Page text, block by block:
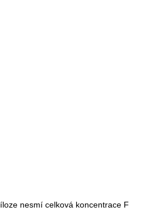
nesmí celková koncentrace F